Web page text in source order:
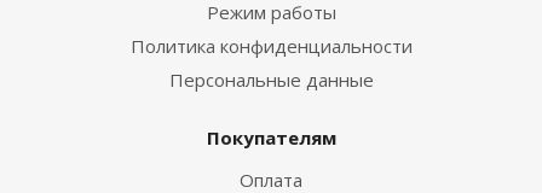
Режим работы
Политика конфиденциальности
Персональные данные
Покупателям
Оплата